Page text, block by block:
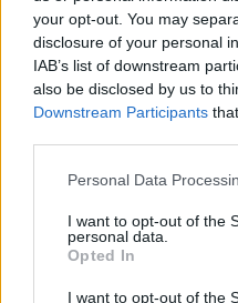
your opt-out. You may
disclosure of your personal
IAB’s list of downstream
also be disclosed by us to
Downstream Participants
Please note that this
not limited to your visit or
grant or deny consent to
use your data for below
consent section.
Personal Data
I want to opt-out of the
personal data.
Opted In
I want to opt-out of the
των διακοπών
Η εξωτική παραλία της